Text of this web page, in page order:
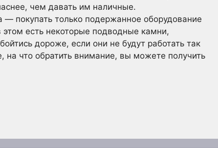
чем давать им наличные.
покупать только подержанное оборудование
есть некоторые подводные камни,
дороже, если они не будут работать так
что обратить внимание, вы можете получить